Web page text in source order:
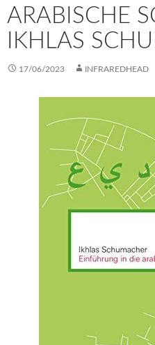
ARABISCHE
IKHLAS
17/06/2023 INFRAREDHEAD